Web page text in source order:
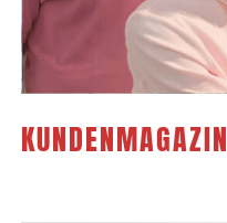
KUNDENMAGAZIN